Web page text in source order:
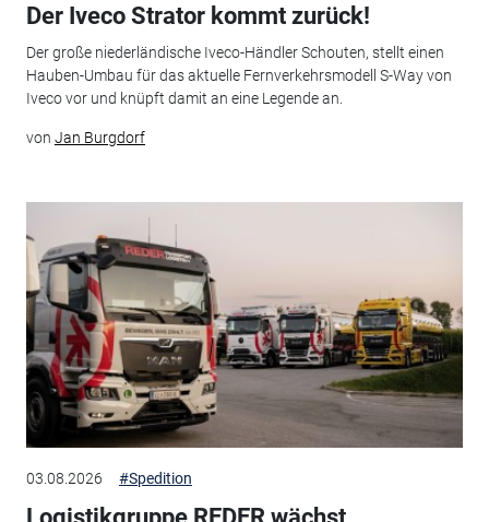
Der Iveco Strator kommt zurück!
Der große niederländische Iveco-Händler Schouten, stellt einen
Hauben-Umbau für das aktuelle Fernverkehrsmodell S-Way von
Iveco vor und knüpft damit an eine Legende an.
von Jan Burgdorf
03.08.2026 #Spedition